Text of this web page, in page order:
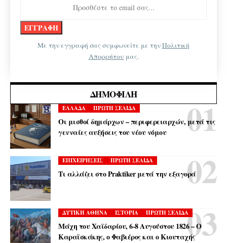
Με την εγγραφή σας συμφωνείτε με τηνΠολιτική
Απορρήτου μας.
ΔΗΜΟΦΙΛΉ
ΕΛΛΑΔΑ ΠΡΩΤΗ ΣΕΛΙΔΑ
Οι μισθοί δημάρχων – περιφερειαρχών, μετά τις
γενναίες αυξήσεις του νέου νόμου
ΕΠΙΧΕΙΡΗΣΕΙΣ ΠΡΩΤΗ ΣΕΛΙΔΑ
Τι αλλάζει στο Praktiker μετά την εξαγορά
ΔΥΤΙΚΗ ΑΘΗΝΑ ΙΣΤΟΡΙΑ ΠΡΩΤΗ ΣΕΛΙΔΑ
Μάχη του Χαϊδαρίου, 6-8 Αυγούστου 1826 – Ο
Καραϊσκάκης, ο Φαβιέρος και ο Κιουταχής